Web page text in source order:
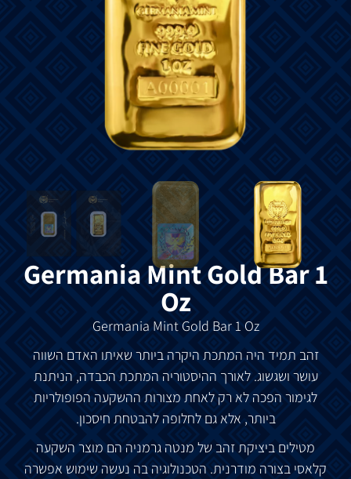
Germania Mint Gold Bar 1
Oz
Germania Mint Gold Bar 1 Oz
זהב תמיד היה המתכת היקרה ביותר שאיתו האדם השווה
עושר ושגשוג.לאורך ההיסטוריה המתכת הכבדה, הניתנת
לגימור הפכה לא רק לאחת מצורות ההשקעה הפופולריות
ביותר, אלאגם לחלופה להבטחת חיסכון.
מטילים ביציקתזהב של מנטה גרמניה הם מוצר השקעה
קלאסי בצורה מודרנית. הטכנולוגיה בה נעשה שימוש אפשרה